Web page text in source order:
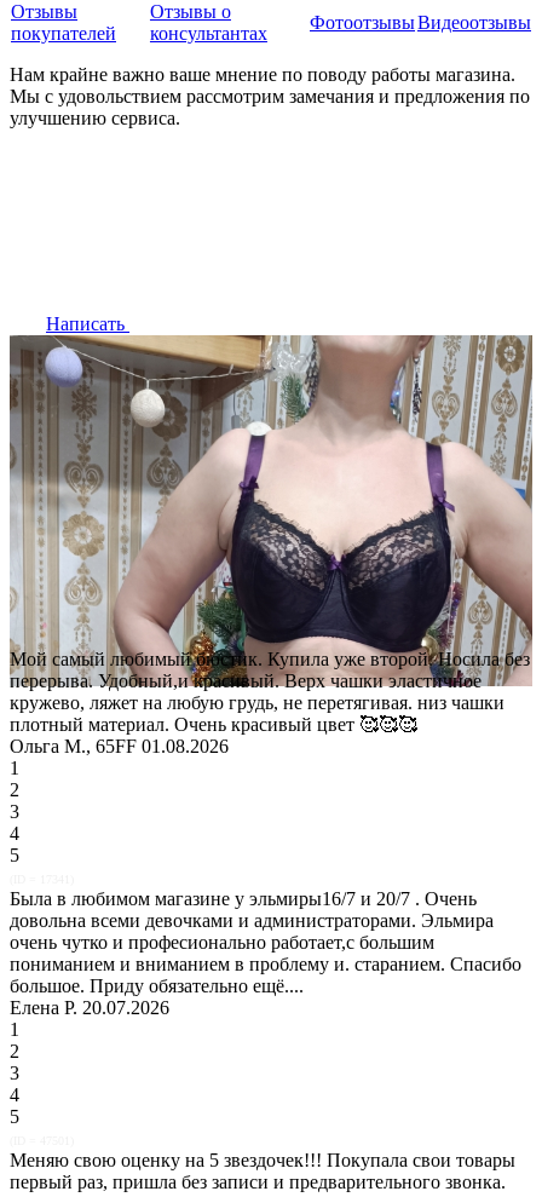
Отзывы
покупателей
Отзывы о
консультантах
ФотоотзывыВидеоотзывы
Нам крайне важно ваше мнение по поводу работы магазина.
Мы с удовольствием рассмотрим замечания и предложения по
улучшению сервиса.
Написать
Мой самый любимый бюстик. Купила уже второй. Носила без
перерыва. Удобный,и красивый. Верх чашки эластичное
кружево, ляжет на любую грудь, не перетягивая. низ чашки
плотный материал. Очень красивый цвет 🥰🥰🥰
Ольга М., 65FF 01.08.2026
1
2
3
4
5
Была в любимом магазине у эльмиры16/7 и 20/7 . Очень
довольна всеми девочками и администраторами. Эльмира
очень чутко и професионально работает,с большим
пониманием и вниманием в проблему и. старанием. Спасибо
большое. Приду обязательно ещё....
Елена Р. 20.07.2026
1
2
3
4
5
Меняю свою оценку на 5 звездочек!!! Покупала свои товары
первый раз, пришла без записи и предварительного звонка.